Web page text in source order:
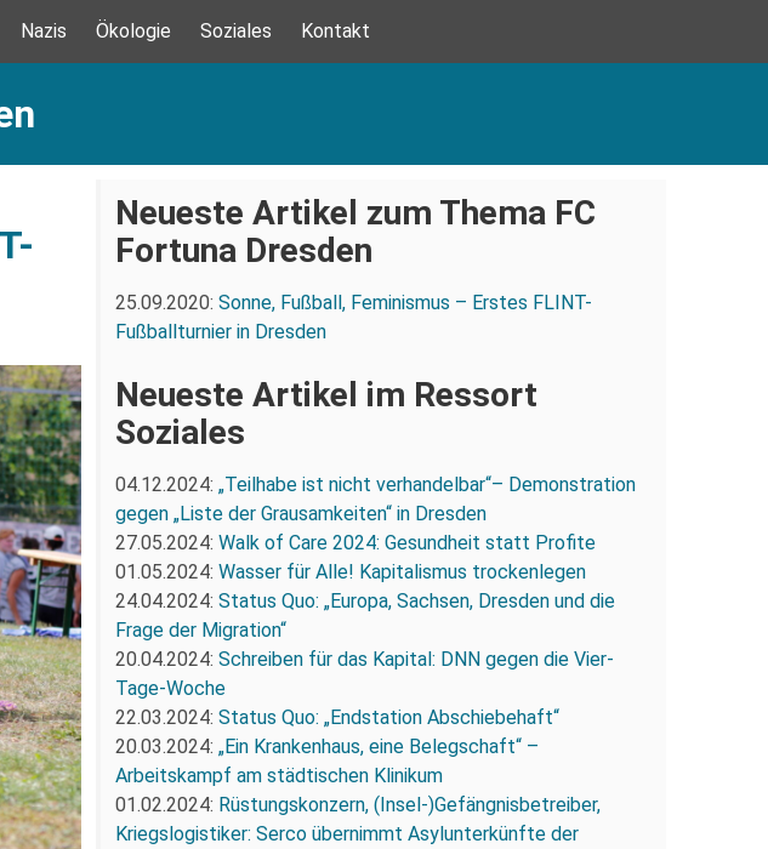
Nazis Ökologie Soziales Kontakt
Neueste Artikel zum Thema FC
Fortuna Dresden
25.09.2020: Sonne, Fußball, Feminismus – Erstes FLINT-
Fußballturnier in Dresden
Neueste Artikel im Ressort
Soziales
04.12.2024: „Teilhabe ist nicht verhandelbar“– Demonstration
gegen „Liste der Grausamkeiten“ in Dresden
27.05.2024: Walk of Care 2024: Gesundheit statt Profite
01.05.2024: Wasser für Alle! Kapitalismus trockenlegen
24.04.2024: Status Quo: „Europa, Sachsen, Dresden und die
Frage der Migration“
20.04.2024: Schreiben für das Kapital: DNN gegen die Vier-
Tage-Woche
22.03.2024: Status Quo: „Endstation Abschiebehaft“
20.03.2024: „Ein Krankenhaus, eine Belegschaft“ –
Arbeitskampf am städtischen Klinikum
01.02.2024: Rüstungskonzern, (Insel-)Gefängnisbetreiber,
Kriegslogistiker: Serco übernimmt Asylunterkünfte der